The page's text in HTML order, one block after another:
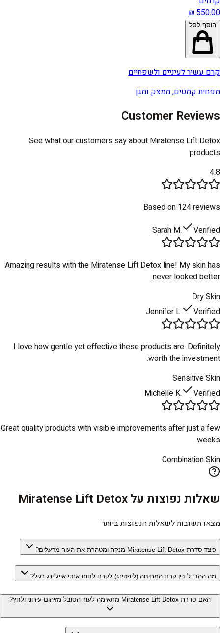
הוסף לסל
קרם עשיר לעיניים ולשפתיים
מפחית קמטים, ממצק ומגן
Customer Reviews
See what our customers say about Miratense Lift Detox
products
4.8
Based on 124 reviews
Sarah M.
Verified
Amazing results with the Miratense Lift Detox line! My skin has
never looked better.
Dry Skin
Jennifer L.
Verified
I love how gentle yet effective these products are. Definitely
worth the investment.
Sensitive Skin
Michelle K.
Verified
Great quality products with visible improvements after just a few
weeks.
Combination Skin
שאלות נפוצות על Miratense Lift Detox
מצאו תשובות לשאלות הנפוצות ביותר
כיצד סדרת Miratense Lift Detox מנקה ומטהרת את העור מרעלים?
מה ההבדל בין קרם המתיחה (ליפטינג) לקרם לחות אנטי-אייג׳ינג רגיל?
האם סדרת Miratense Lift Detox מתאימה לעור הסובל מזיהום עירוני ולחץ?